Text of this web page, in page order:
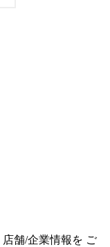
店舗/企業情報を ご